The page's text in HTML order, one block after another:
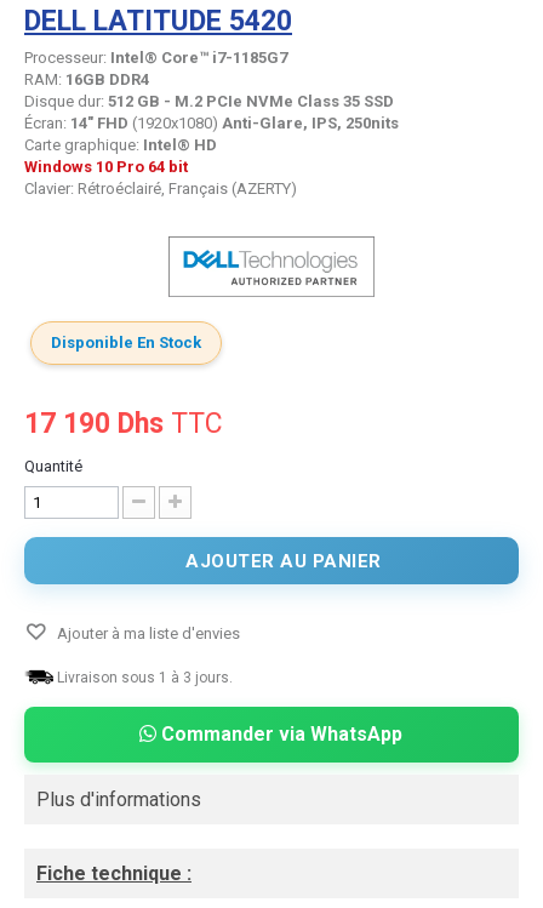
DELL LATITUDE 5420
Processeur: Intel® Core™ i7-1185G7
RAM: 16GB DDR4
Disque dur: 512 GB - M.2 PCIe NVMe Class 35 SSD
Écran: 14" FHD (1920x1080) Anti-Glare, IPS, 250nits
Carte graphique: Intel® HD
Windows 10 Pro 64 bit
Clavier: Rétroéclairé, Français (AZERTY)
Disponible En Stock
17 190 Dhs TTC
Quantité
AJOUTER AU PANIER
Ajouter à ma liste d'envies
Livraison sous 1 à 3 jours.
Commander via WhatsApp
Plus d'informations
Fiche technique :